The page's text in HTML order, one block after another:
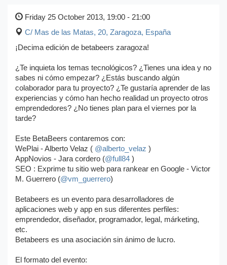
Friday 25 October 2013, 19:00 - 21:00
C/ Mas de las Matas, 20, Zaragoza, España
¡Decima edición de betabeers zaragoza!
¿Te inquieta los temas tecnológicos? ¿Tienes una idea y no
sabes ni cómo empezar? ¿Estás buscando algún
colaborador para tu proyecto? ¿Te gustaría aprender de las
experiencias y cómo han hecho realidad un proyecto otros
emprendedores? ¿No tienes plan para el viernes por la
tarde?
Este BetaBeers contaremos con:
WePlai - Alberto Velaz ( @alberto_velaz )
AppNovios - Jara cordero (@full84 )
SEO : Exprime tu sitio web para rankear en Google - Victor
M. Guerrero (@vm_guerrero)
Betabeers es un evento para desarrolladores de
aplicaciones web y app en sus diferentes perfiles:
emprendedor, diseñador, programador, legal, márketing,
etc.
Betabeers es una asociación sin ánimo de lucro.
El formato del evento: